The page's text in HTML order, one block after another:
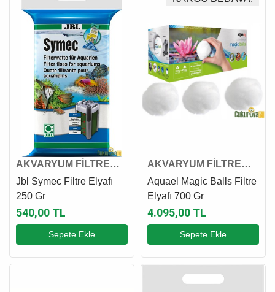
AKVARYUM FİLTRE
ELYAFI
Jbl Symec Filtre Elyafı
250 Gr
540,00 TL
Sepete Ekle
AKVARYUM FİLTRE
ELYAFI
Aquael Magic Balls Filtre
Elyafı 700 Gr
4.095,00 TL
Sepete Ekle